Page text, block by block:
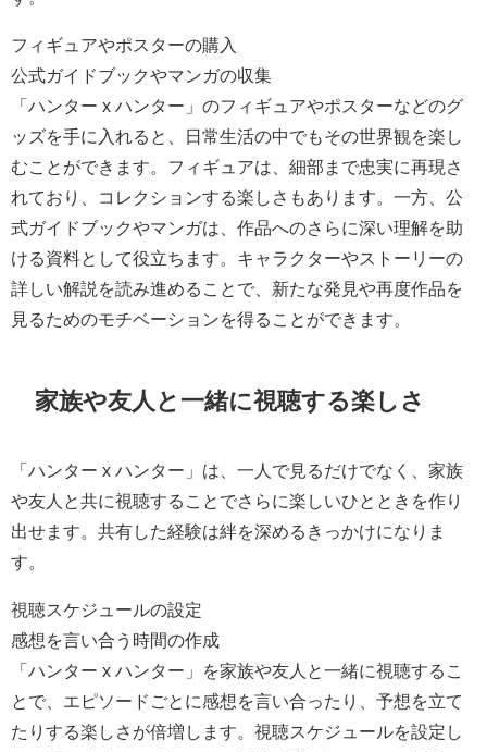
フィギュアやポスターの購入
公式ガイドブックやマンガの収集
「ハンター x ハンター」のフィギュアやポスターなどのグ
ッズを手に入れると、日常生活の中でもその世界観を楽し
むことができます。フィギュアは、細部まで忠実に再現さ
れており、コレクションする楽しさもあります。一方、公
式ガイドブックやマンガは、作品へのさらに深い理解を助
ける資料として役立ちます。キャラクターやストーリーの
詳しい解説を読み進めることで、新たな発見や再度作品を
見るためのモチベーションを得ることができます。
家族や友人と一緒に視聴する楽しさ
「ハンター x ハンター」は、一人で見るだけでなく、家族
や友人と共に視聴することでさらに楽しいひとときを作り
出せます。共有した経験は絆を深めるきっかけになりま
す。
視聴スケジュールの設定
感想を言い合う時間の作成
「ハンター x ハンター」を家族や友人と一緒に視聴するこ
とで、エピソードごとに感想を言い合ったり、予想を立て
たりする楽しさが倍増します。視聴スケジュールを設定し